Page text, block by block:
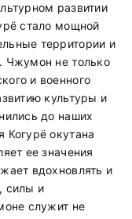
развитии
стало мощной
территории и
Чжумон не только
и военного
культуры и
до наших
окутана
ее значения
вдохновлять и
силы и
служит не